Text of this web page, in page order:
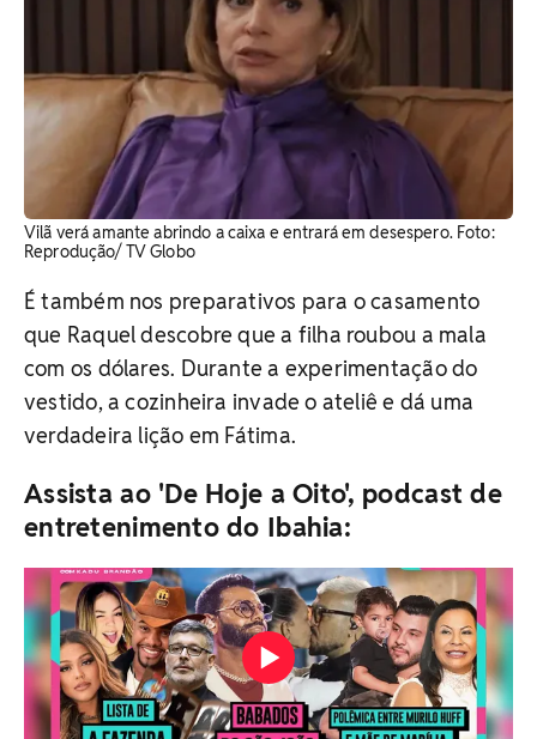
Vilã verá amante abrindo a caixa e entrará em desespero. ​Foto:
Reprodução/ TV Globo
É também nos preparativos para o casamento
que Raquel descobre que a filha roubou a mala
com os dólares. Durante a experimentação do
vestido, a cozinheira invade o ateliê e dá uma
verdadeira lição em Fátima.
Assista ao 'De Hoje a Oito', podcast de
entretenimento do Ibahia: